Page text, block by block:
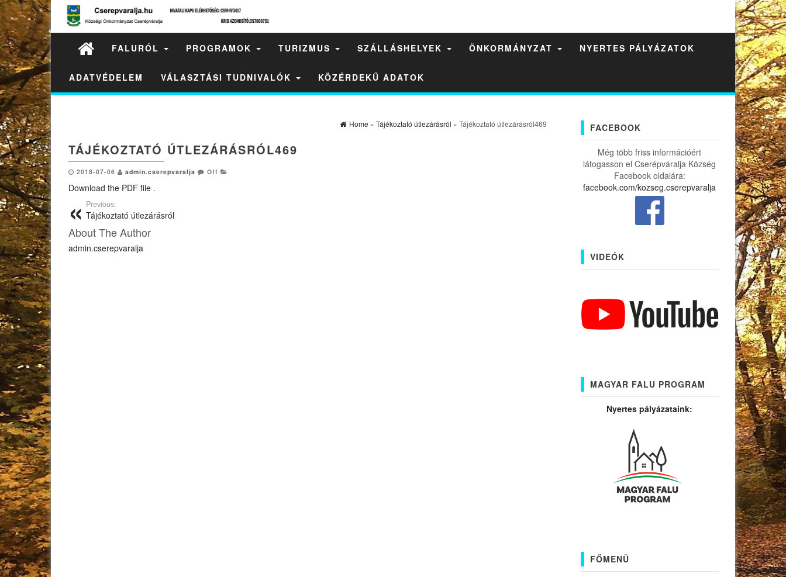
FALURÓL PROGRAMOK TURIZMUS SZÁLLÁSHELYEK ÖNKORMÁNYZAT NYERTES PÁLYÁZATOK
ADATVÉDELEM VÁLASZTÁSI TUDNIVALÓK KÖZÉRDEKŰ ADATOK
Home » Tájékoztató útlezárásról » Tájékoztató útlezárásról469
TÁJÉKOZTATÓ ÚTLEZÁRÁSRÓL469
2018-07-06 admin.cserepvaralja Off
Download the PDF file .
Previous:
Tájékoztató útlezárásról
About The Author
admin.cserepvaralja
FACEBOOK
Még több friss információért
látogasson el Cserépváralja Község
Facebook oldalára:
facebook.com/kozseg.cserepvaralja
VIDEÓK
MAGYAR FALU PROGRAM
Nyertes pályázataink:
FŐMENÜ